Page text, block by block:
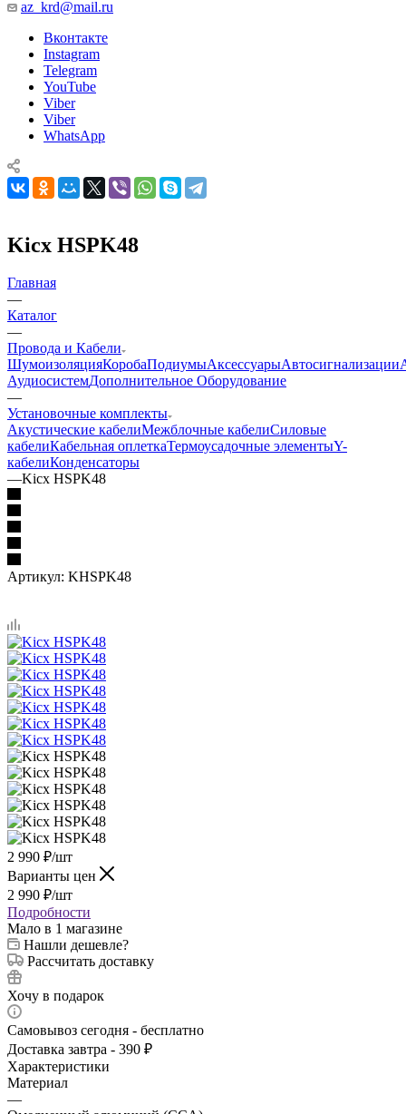
az_krd@mail.ru
Вконтакте
Instagram
Telegram
YouTube
Viber
Viber
WhatsApp
Kicx HSPK48
Главная
—
Каталог
—
Провода и Кабели
ШумоизоляцияКоробаПодиумыАксессуарыАвтосигнализации
АудиосистемДополнительное Оборудование
—
Установочные комплекты
Акустические кабелиМежблочные кабелиСиловые
кабелиКабельная оплеткаТермоусадочные элементыY-
кабелиКонденсаторы
—Kicx HSPK48
Артикул: KHSPK48
2 990 ₽/шт
Варианты цен
2 990 ₽/шт
Подробности
Мало в 1 магазине
Нашли дешевле?
Рассчитать доставку
Хочу в подарок
Самовывоз сегодня - бесплатно
Доставка завтра - 390 ₽
Характеристики
Материал
—